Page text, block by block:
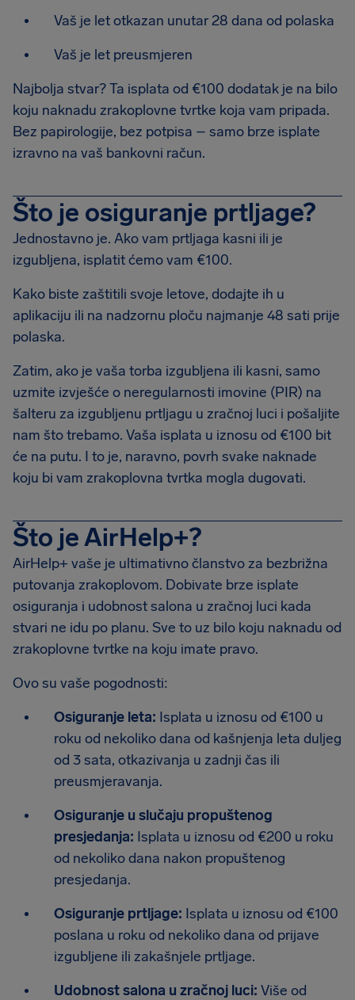
Vaš je let otkazan unutar 28 dana od polaska
Vaš je let preusmjeren
Najbolja stvar? Ta isplata od €100 dodatak je na bilo
koju naknadu zrakoplovne tvrtke koja vam pripada.
Bez papirologije, bez potpisa – samo brze isplate
izravno na vaš bankovni račun.
Što je osiguranje prtljage?
Jednostavno je. Ako vam prtljaga kasni ili je
izgubljena, isplatit ćemo vam €100.
Kako biste zaštitili svoje letove, dodajte ih u
aplikaciju ili na nadzornu ploču najmanje 48 sati prije
polaska.
Zatim, ako je vaša torba izgubljena ili kasni, samo
uzmite izvješće o neregularnosti imovine (PIR) na
šalteru za izgubljenu prtljagu u zračnoj luci i pošaljite
nam što trebamo. Vaša isplata u iznosu od €100 bit
će na putu. I to je, naravno, povrh svake naknade
koju bi vam zrakoplovna tvrtka mogla dugovati.
Što je AirHelp+?
AirHelp+ vaše je ultimativno članstvo za bezbrižna
putovanja zrakoplovom. Dobivate brze isplate
osiguranja i udobnost salona u zračnoj luci kada
stvari ne idu po planu. Sve to uz bilo koju naknadu od
zrakoplovne tvrtke na koju imate pravo.
Ovo su vaše pogodnosti:
Osiguranje leta: Isplata u iznosu od €100 u
roku od nekoliko dana od kašnjenja leta duljeg
od 3 sata, otkazivanja u zadnji čas ili
preusmjeravanja.
Osiguranje u slučaju propuštenog
presjedanja: Isplata u iznosu od €200 u roku
od nekoliko dana nakon propuštenog
presjedanja.
Osiguranje prtljage: Isplata u iznosu od €100
poslana u roku od nekoliko dana od prijave
izgubljene ili zakašnjele prtljage.
Udobnost salona u zračnoj luci: Više od